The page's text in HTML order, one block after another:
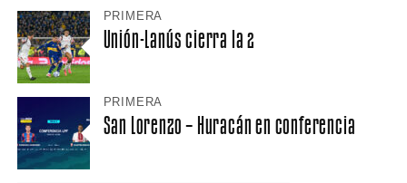
PRIMERA
Unión-Lanús cierra la 2
PRIMERA
San Lorenzo – Huracán en conferencia